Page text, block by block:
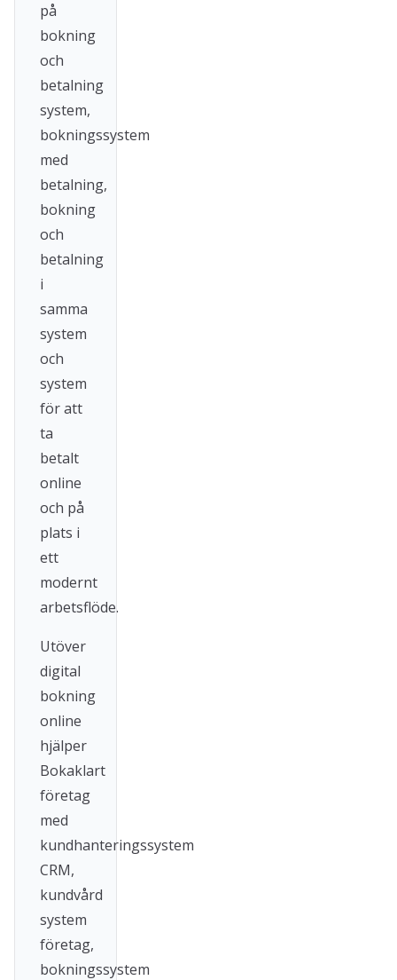
på
bokning
och
betalning
system,
bokningssystem
med
betalning,
bokning
och
betalning
i
samma
system
och
system
för att
ta
betalt
online
och på
plats i
ett
modernt
arbetsflöde.
Utöver
digital
bokning
online
hjälper
Bokaklart
företag
med
kundhanteringssystem
CRM,
kundvård
system
företag,
bokningssystem